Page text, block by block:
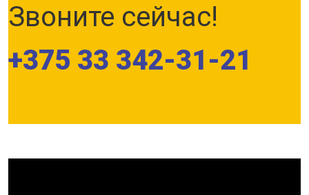
Звоните сейчас!
+375 33 342-31-21